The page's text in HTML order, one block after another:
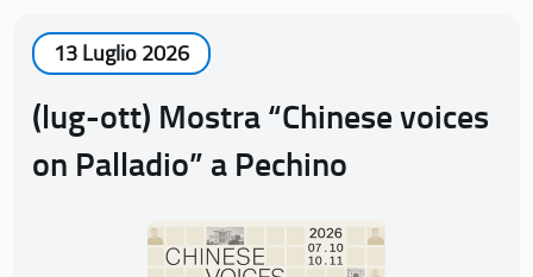
13 Luglio 2026
(lug-ott) Mostra “Chinese voices
on Palladio” a Pechino